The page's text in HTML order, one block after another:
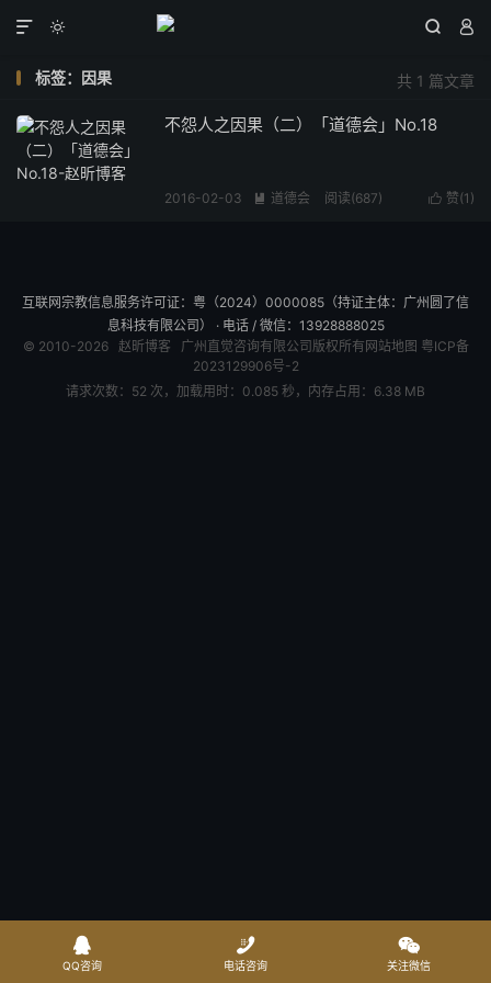
  

共 1 篇文章
标签：因果
不怨人之因果（二）「道德会」No.18
 赞(1 )
2016-02-03  道德会 阅读(687)
互联网宗教信息服务许可证：粤（2024）0000085（持证主体：广州圆了信
息科技有限公司） · 电话 / 微信：13928888025
© 2010-2026 赵昕博客 广州直觉咨询有限公司版权所有 网站地图 粤ICP备
2023129906号-2
请求次数：52 次，加载用时：0.085 秒，内存占用：6.38 MB

QQ咨询

电话咨询

关注微信